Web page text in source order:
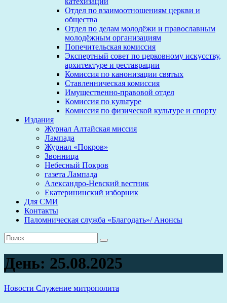
Отдел по взаимоотношениям церкви и
общества
Отдел по делам молодёжи и православным
молодёжным организациям
Попечительская комиссия
Экспертный совет по церковному искусству,
архитектуре и реставрации
Комиссия по канонизации святых
Ставленническая комиссия
Имущественно-правовой отдел
Комиссия по культуре
Комиссия по физической культуре и спорту
Издания
Журнал Алтайская миссия
Лампада
Журнал «Покров»
Звонница
Небесный Покров
газета Лампада
Александро-Невский вестник
Екатерининский изборник
Для СМИ
Контакты
Паломническая служба «Благодать»/ Анонсы
День: 25.08.2025
Новости Служение митрополита